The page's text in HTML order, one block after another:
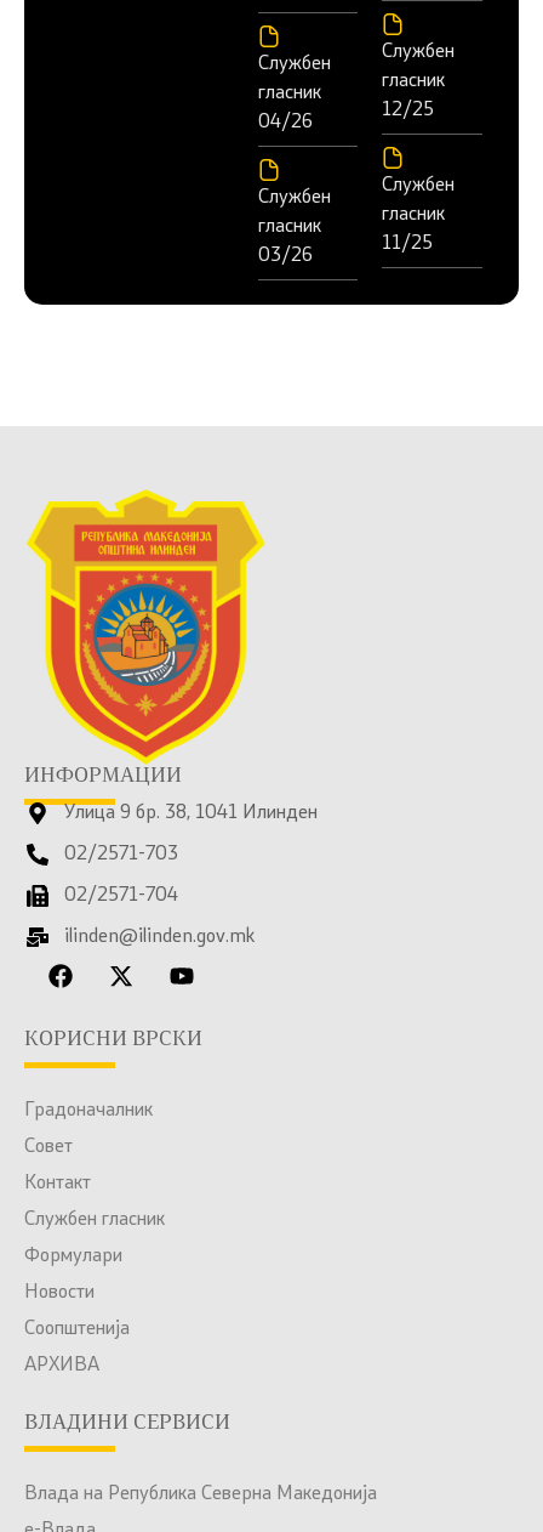
Службен
гласник
04/26
Службен
гласник
03/26
Службен
гласник
12/25
Службен
гласник
11/25
ИНФОРМАЦИИ
Улица 9 бр. 38, 1041 Илинден
02/2571-703
02/2571-704
ilinden@ilinden.gov.mk
КОРИСНИ ВРСКИ
Градоначалник
Совет
Контакт
Службен гласник
Формулари
Новости
Соопштенија
АРХИВА
ВЛАДИНИ СЕРВИСИ
Влада на Република Северна Македонија